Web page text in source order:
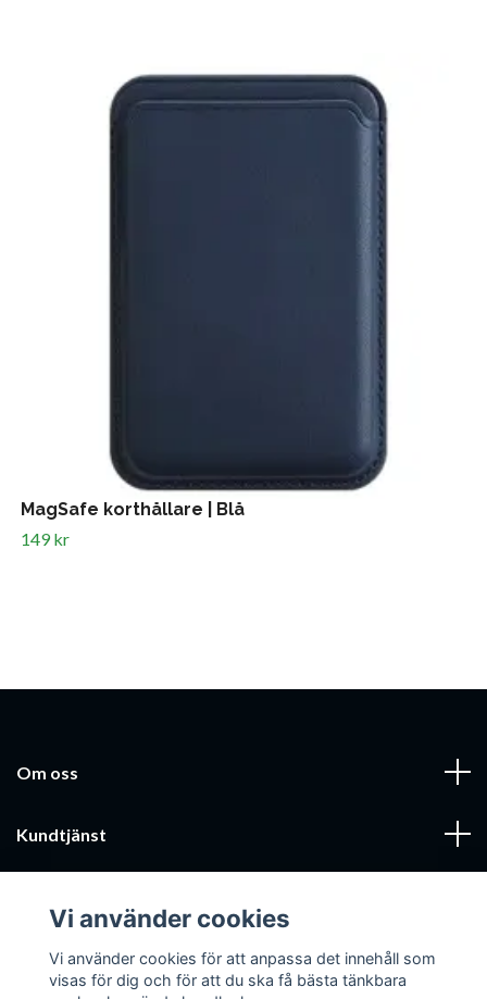
MagSafe korthållare | Blå
149 kr
Om oss
Kundtjänst
Sociala medier
Vi använder cookies
Vi använder cookies för att anpassa det innehåll som
visas för dig och för att du ska få bästa tänkbara